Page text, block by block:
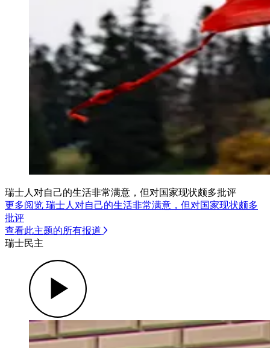
瑞士人对自己的生活非常满意，但对国家现状颇多批评
更多阅览 瑞士人对自己的生活非常满意，但对国家现状颇多
批评
查看此主题的所有报道
瑞士民主